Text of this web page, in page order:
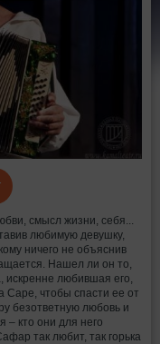
смысл жизни, себя...
любимую девушку,
ничего не объяснив
Нашел ли он то,
искренне любившая его,
Саре, чтобы спасти ее от
безответную любовь и
– кто они для него
так любит, так горька